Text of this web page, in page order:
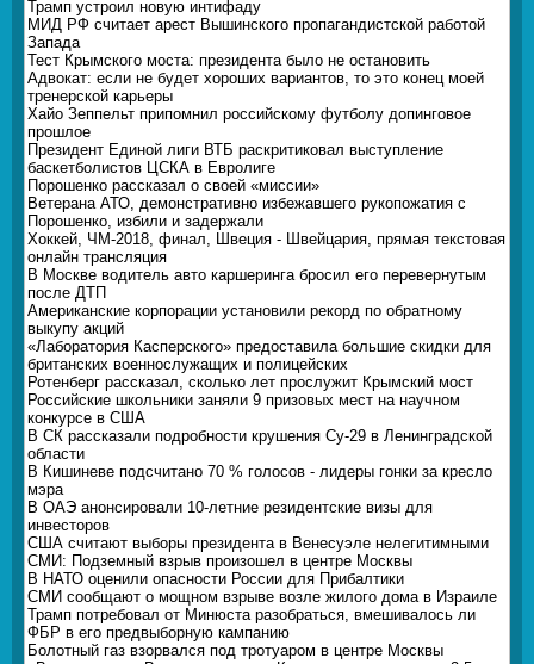
Трамп устроил новую интифаду
МИД РФ считает арест Вышинского пропагандистской работой
Запада
Тест Крымского моста: президента было не остановить
Адвокат: если не будет хороших вариантов, то это конец моей
тренерской карьеры
Хайо Зеппельт припомнил российскому футболу допинговое
прошлое
Президент Единой лиги ВТБ раскритиковал выступление
баскетболистов ЦСКА в Евролиге
Порошенко рассказал о своей «миссии»
Ветерана АТО, демонстративно избежавшего рукопожатия с
Порошенко, избили и задержали
Хоккей, ЧМ-2018, финал, Швеция - Швейцария, прямая текстовая
онлайн трансляция
В Москве водитель авто каршеринга бросил его перевернутым
после ДТП
Американские корпорации установили рекорд по обратному
выкупу акций
«Лаборатория Касперского» предоставила большие скидки для
британских военнослужащих и полицейских
Ротенберг рассказал, сколько лет прослужит Крымский мост
Российские школьники заняли 9 призовых мест на научном
конкурсе в США
В СК рассказали подробности крушения Су-29 в Ленинградской
области
В Кишиневе подсчитано 70 % голосов - лидеры гонки за кресло
мэра
В ОАЭ анонсировали 10-летние резидентские визы для
инвесторов
США считают выборы президента в Венесуэле нелегитимными
СМИ: Подземный взрыв произошел в центре Москвы
В НАТО оценили опасности России для Прибалтики
СМИ сообщают о мощном взрыве возле жилого дома в Израиле
Трамп потребовал от Минюста разобраться, вмешивалось ли
ФБР в его предвыборную кампанию
Болотный газ взорвался под тротуаром в центре Москвы